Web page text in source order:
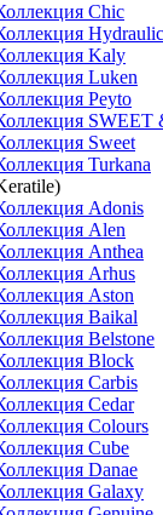
Chic
Kaly
Luken
Peyto
SWEET
Sweet
Turkana
Adonis
Alen
Anthea
Arhus
Aston
Baikal
Belstone
Block
Carbis
Cedar
Colours
Cube
Danae
Galaxy